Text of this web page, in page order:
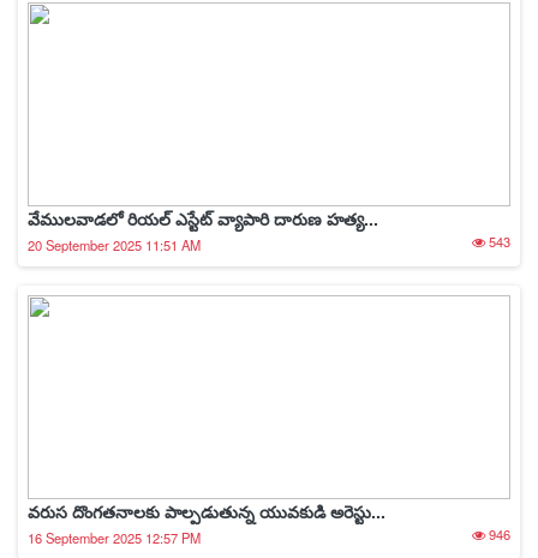
వేములవాడలో రియల్ ఎస్టేట్ వ్యాపారి దారుణ హత్య...
20 September 2025 11:51 AM 543
వరుస దొంగతనాలకు పాల్పడుతున్న యువకుడి అరెస్టు...
16 September 2025 12:57 PM 946